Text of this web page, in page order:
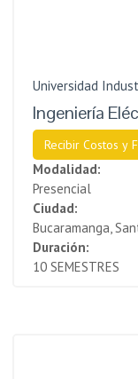
Universidad
Ingeniería
Recibir Costos y
Modalidad:
Presencial
Ciudad:
Bucaramanga,
Duración:
10 SEMESTRES